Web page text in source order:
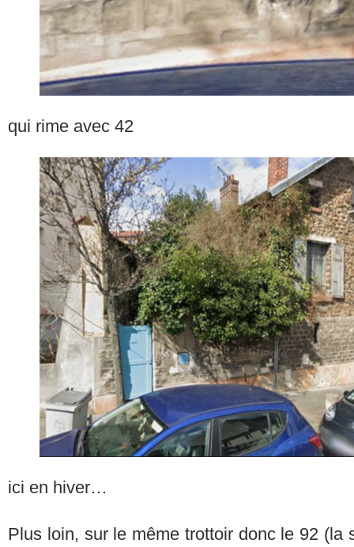
qui rime avec 42
ici en hiver…
Plus loin, sur le même trottoir donc le 92 (la